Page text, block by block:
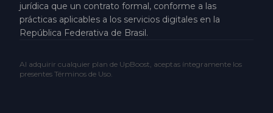
jurídica que un contrato formal, conforme a las
prácticas aplicables a los servicios digitales en la
República Federativa de Brasil.
Al adquirir cualquier plan de UpBoost, aceptas íntegramente los
presentes Términos de Uso.